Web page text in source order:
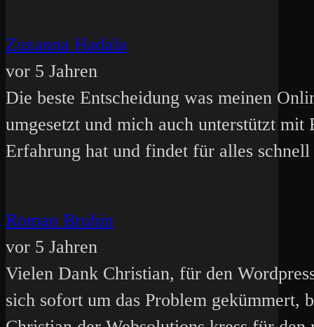
Zuzanna Hadala
vor 5 Jahren
Die beste Entscheidung was meinen
umgesetzt und mich auch unterstützt
Erfahrung hat und findet für alles
Roman Bruhin
vor 5 Jahren
Vielen Dank Christian, für den
sich sofort um das Problem gekümmert,